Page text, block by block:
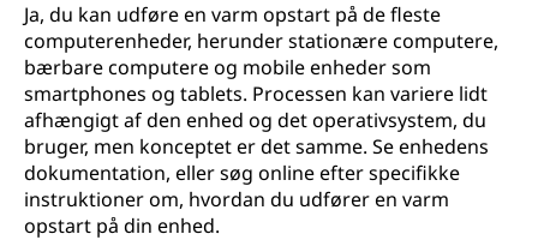
Ja, du kan udføre en varm opstart på de fleste
computerenheder, herunder stationære computere,
bærbare computere og mobile enheder som
smartphones og tablets. Processen kan variere lidt
afhængigt af den enhed og det operativsystem, du
bruger, men konceptet er det samme. Se enhedens
dokumentation, eller søg online efter specifikke
instruktioner om, hvordan du udfører en varm
opstart på din enhed.